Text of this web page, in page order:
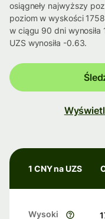
osiągneły najwyższy
poziom w wyskości
w ciągu 90 dni wynosiła
UZS wynosiła -0.63.
1 CNY na UZS
Wysoki